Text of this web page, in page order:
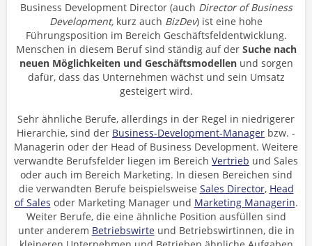
Business Development Director (auch Director of Business
Development, kurz auch BizDev) ist eine hohe
Führungsposition im Bereich Geschäftsfeldentwicklung.
Menschen in diesem Beruf sind ständig auf der Suche nach
neuen Möglichkeiten und Geschäftsmodellenund sorgen
dafür, dass das Unternehmen wächst und sein Umsatz
gesteigert wird.
Sehr ähnliche Berufe, allerdings in der Regel in niedrigerer
Hierarchie, sind der Business-Development-Manager bzw. -
Managerin oder der Head of Business Development. Weitere
verwandte Berufsfelder liegen im Bereich Vertrieb und Sales
oder auch im Bereich Marketing. In diesen Bereichen sind
die verwandten Berufe beispielsweise Sales Director, Head
of Sales oder Marketing Manager und Marketing Managerin.
Weiter Berufe, die eine ähnliche Position ausfüllen sind
unter anderem Betriebswirteund Betriebswirtinnen, die in